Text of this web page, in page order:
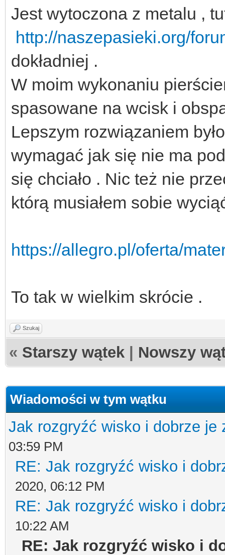
Jest wytoczona z metalu ,
http://naszepasieki.org/
dokładniej .
W moim wykonaniu
spasowane na wcisk i
Lepszym rozwiązaniem
wymagać jak się nie ma
się chciało . Nic też nie
którą musiałem sobie
https://allegro.pl/oferta/
To tak w wielkim skrócie .
Szukaj
« Starszy wątek Nowszy
Wiadomości w tym wątku
Jak rozgryźć wisko i dobrze je
03:59 PM
RE: Jak rozgryźć wisko i
2020, 06:12 PM
RE: Jak rozgryźć wisko i
10:22 AM
RE: Jak rozgryźć wisko i